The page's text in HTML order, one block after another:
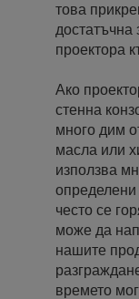
това
достатъчна
проектора
Ако
стенна
много дим
масла или
използва
определени
често се
може да
нашите
времето